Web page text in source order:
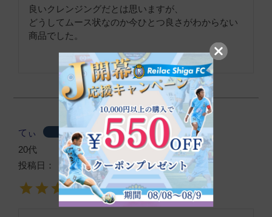
良いクレンジングだとは思いますが、
どうしてムース状なのか今ひとつ良さがわからない
商品でした。
てぃ 購入者
20代
投稿日
2024/11/30